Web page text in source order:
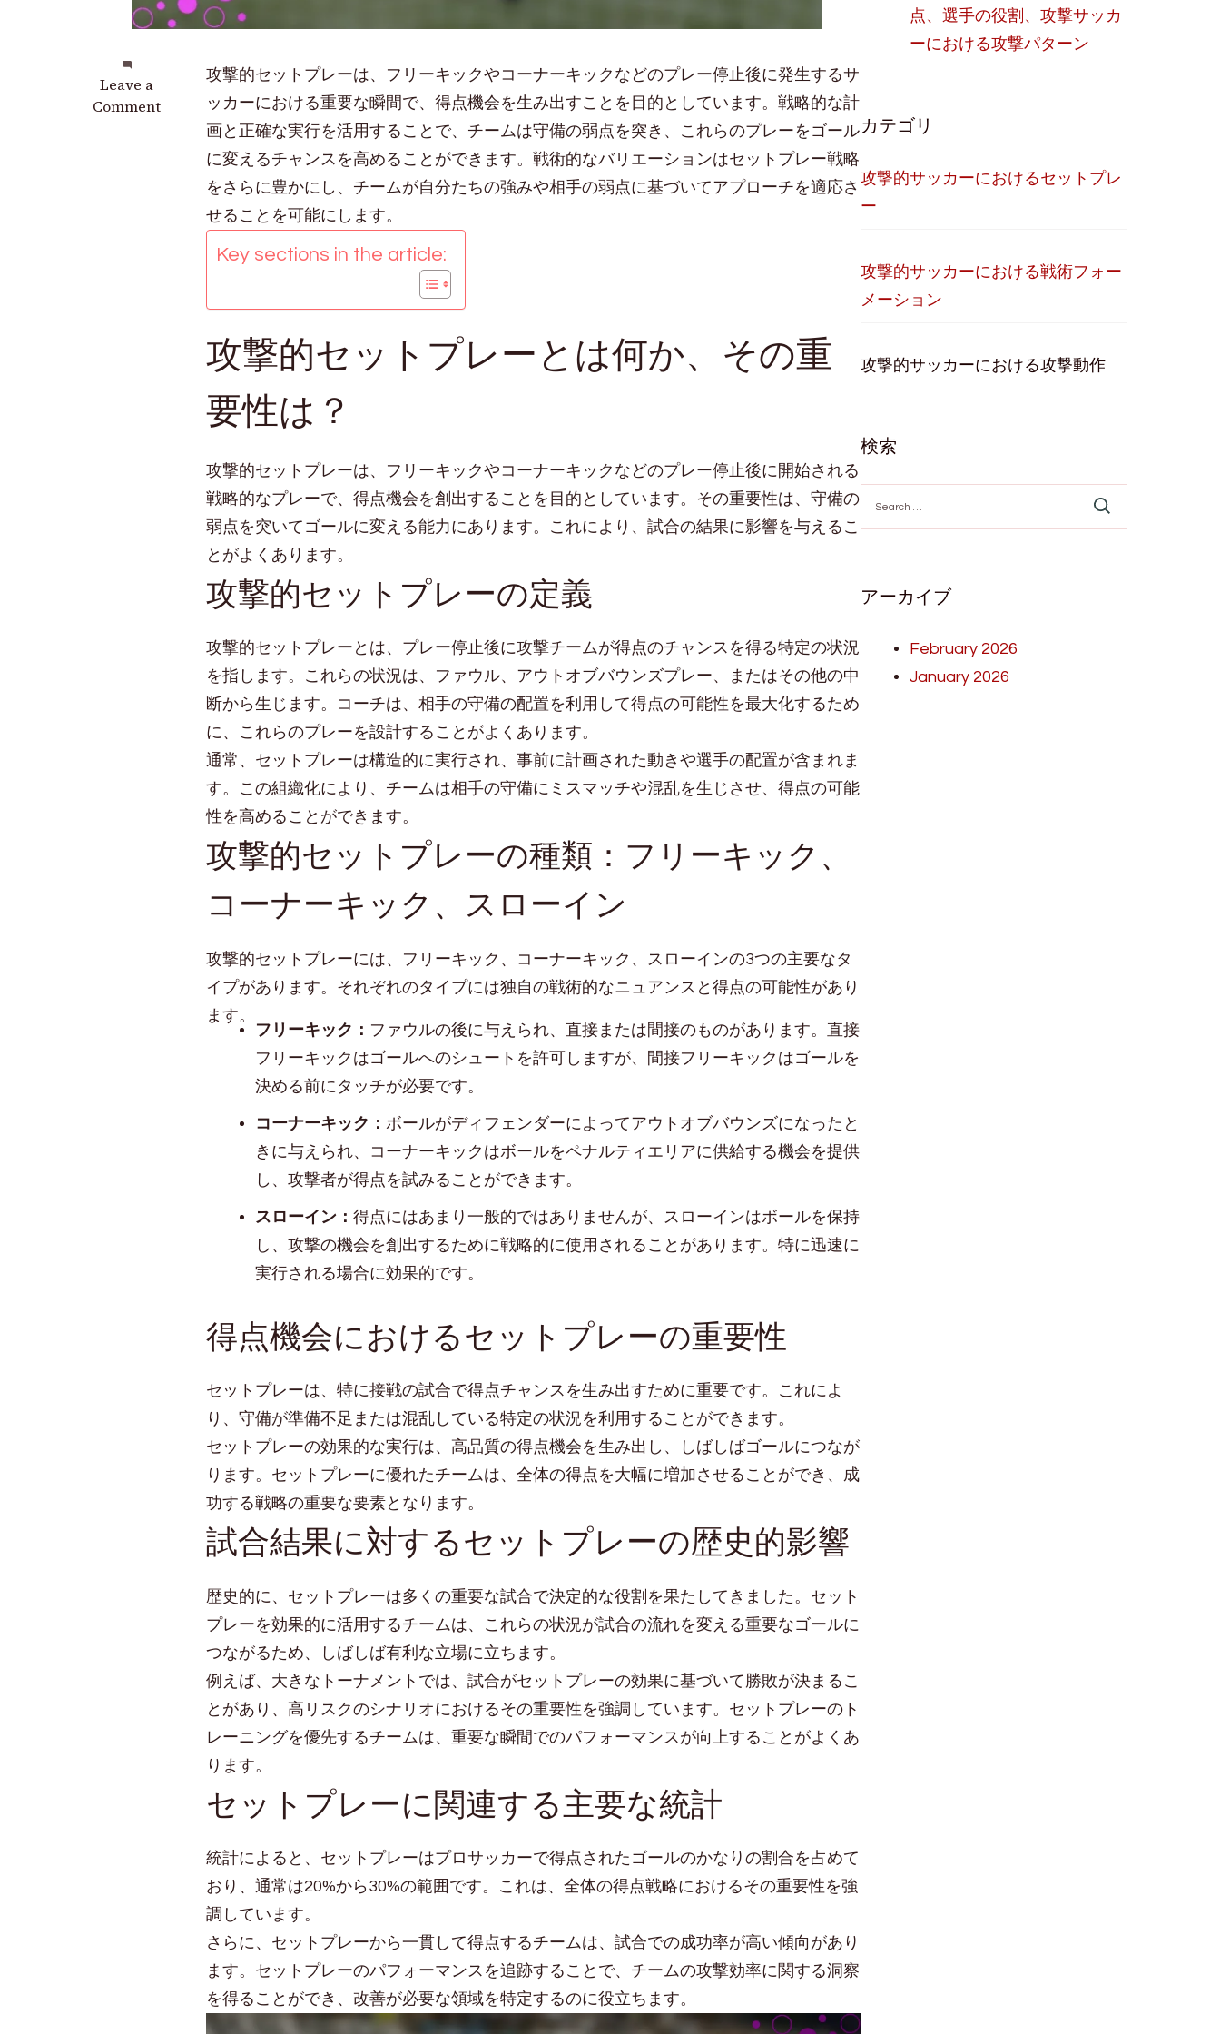
Leave a
Comment
on
攻
攻撃的セットプレーは、フリーキックやコーナーキックなどのプレー停止後に発生するサ
ッカーにおける重要な瞬間で、得点機会を生み出すことを目的としています。戦略的な計
画と正確な実行を活用することで、チームは守備の弱点を突き、これらのプレーをゴール
に変えるチャンスを高めることができます。戦術的なバリエーションはセットプレー戦略
をさらに豊かにし、チームが自分たちの強みや相手の弱点に基づいてアプローチを適応さ
せることを可能にします。
Key sections in the article:
攻撃的セットプレーとは何か、その重
要性は？
攻撃的セットプレーは、フリーキックやコーナーキックなどのプレー停止後に開始される
戦略的なプレーで、得点機会を創出することを目的としています。その重要性は、守備の
弱点を突いてゴールに変える能力にあります。これにより、試合の結果に影響を与えるこ
とがよくあります。
攻撃的セットプレーの定義
攻撃的セットプレーとは、プレー停止後に攻撃チームが得点のチャンスを得る特定の状況
を指します。これらの状況は、ファウル、アウトオブバウンズプレー、またはその他の中
断から生じます。コーチは、相手の守備の配置を利用して得点の可能性を最大化するため
に、これらのプレーを設計することがよくあります。
通常、セットプレーは構造的に実行され、事前に計画された動きや選手の配置が含まれま
す。この組織化により、チームは相手の守備にミスマッチや混乱を生じさせ、得点の可能
性を高めることができます。
攻撃的セットプレーの種類：フリーキック、
コーナーキック、スローイン
攻撃的セットプレーには、フリーキック、コーナーキック、スローインの3つの主要なタ
イプがあります。それぞれのタイプには独自の戦術的なニュアンスと得点の可能性があり
ます。
フリーキック： ファウルの後に与えられ、直接または間接のものがあります。直接
フリーキックはゴールへのシュートを許可しますが、間接フリーキックはゴールを
決める前にタッチが必要です。
コーナーキック： ボールがディフェンダーによってアウトオブバウンズになったと
きに与えられ、コーナーキックはボールをペナルティエリアに供給する機会を提供
し、攻撃者が得点を試みることができます。
スローイン： 得点にはあまり一般的ではありませんが、スローインはボールを保持
し、攻撃の機会を創出するために戦略的に使用されることがあります。特に迅速に
実行される場合に効果的です。
得点機会におけるセットプレーの重要性
セットプレーは、特に接戦の試合で得点チャンスを生み出すために重要です。これによ
り、守備が準備不足または混乱している特定の状況を利用することができます。
セットプレーの効果的な実行は、高品質の得点機会を生み出し、しばしばゴールにつなが
ります。セットプレーに優れたチームは、全体の得点を大幅に増加させることができ、成
功する戦略の重要な要素となります。
試合結果に対するセットプレーの歴史的影響
歴史的に、セットプレーは多くの重要な試合で決定的な役割を果たしてきました。セット
プレーを効果的に活用するチームは、これらの状況が試合の流れを変える重要なゴールに
つながるため、しばしば有利な立場に立ちます。
例えば、大きなトーナメントでは、試合がセットプレーの効果に基づいて勝敗が決まるこ
とがあり、高リスクのシナリオにおけるその重要性を強調しています。セットプレーのト
レーニングを優先するチームは、重要な瞬間でのパフォーマンスが向上することがよくあ
ります。
セットプレーに関連する主要な統計
統計によると、セットプレーはプロサッカーで得点されたゴールのかなりの割合を占めて
おり、通常は20%から30%の範囲です。これは、全体の得点戦略におけるその重要性を強
調しています。
さらに、セットプレーから一貫して得点するチームは、試合での成功率が高い傾向があり
ます。セットプレーのパフォーマンスを追跡することで、チームの攻撃効率に関する洞察
を得ることができ、改善が必要な領域を特定するのに役立ちます。
点、選手の役割、攻撃サッカ
ーにおける攻撃パターン
カテゴリ
攻撃的サッカーにおけるセットプレ
ー
攻撃的サッカーにおける戦術フォー
メーション
攻撃的サッカーにおける攻撃動作
検索
for:
アーカイブ
February 2026
January 2026